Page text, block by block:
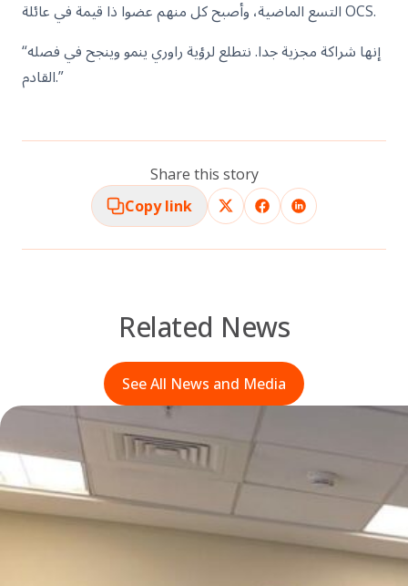
التسع الماضية، وأصبح كل منهم عضوا ذا قيمة في عائلة OCS.
“إنها شراكة مجزية جدا. نتطلع لرؤية راوري ينمو وينجح في فصله
القادم.”
Share this story
Copy link
Related News
See All News and Media